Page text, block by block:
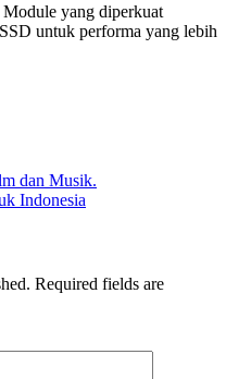
Module yang diperkuat
untuk performa yang lebih
dan Musik.
Indonesia
Required fields are